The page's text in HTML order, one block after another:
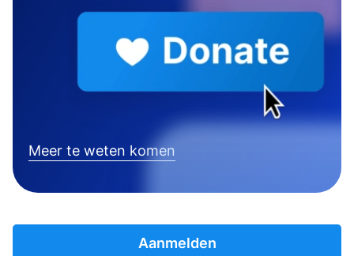
Meer te weten komen
Aanmelden